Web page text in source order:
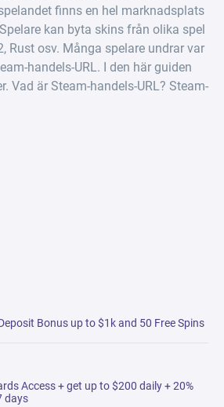
finns en hel marknadsplats
kan byta skins från olika spel
Rust osv. Många spelare undrar var
handels-URL. I den här guiden
Vad är Steam-handels-URL? Steam-
Bonus up to $1k and 50 Free Spins
Access + get up to $200 daily + 20%
days